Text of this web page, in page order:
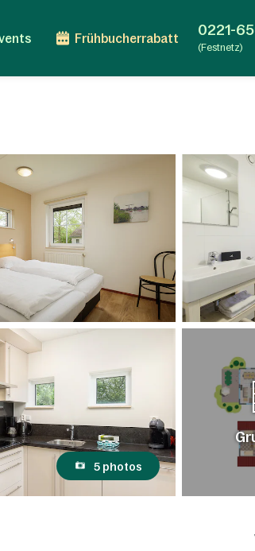
Frühbucherrabatt 0221-
(Festnetz)
5 photos